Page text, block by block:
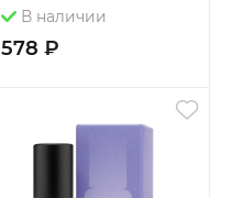
В наличии
578 ₽